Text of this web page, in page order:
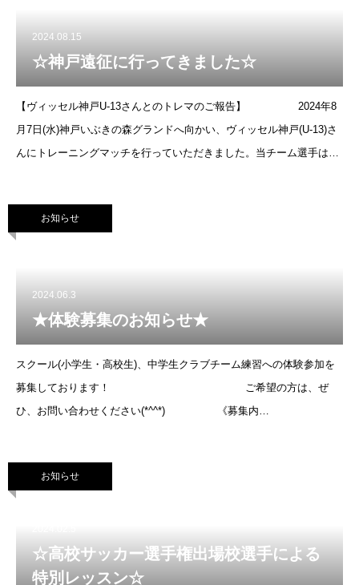
2024.08.15
☆神戸遠征に行ってきました☆
【ヴィッセル神戸U-13さんとのトレマのご報告】 2024年8
月7日(水)神戸いぶきの森グランドへ向かい、ヴィッセル神戸(U-13)さ
んにトレーニングマッチを行っていただきました。当チーム選手は、
お知らせ
2024.06.3
★体験募集のお知らせ★
スクール(小学生・高校生)、中学生クラブチーム練習への体験参加を
募集しております！ ご希望の方は、ぜ
ひ、お問い合わせください(*^^*) 《募集内
お知らせ
☆高校サッカー選手権出場校選手による
特別レッスン☆